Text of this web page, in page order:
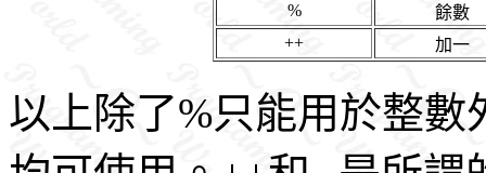
%
餘數
++
加一
以上除了%只能用於整